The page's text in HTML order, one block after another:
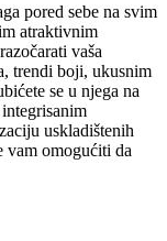
pored sebe na svim
atraktivnim
vaša
trendi boji, ukusnim
se u njega na
uskladištenih
vam omogućiti da